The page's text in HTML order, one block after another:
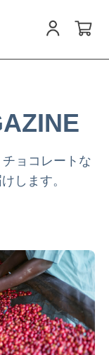
ョコレートな
します。